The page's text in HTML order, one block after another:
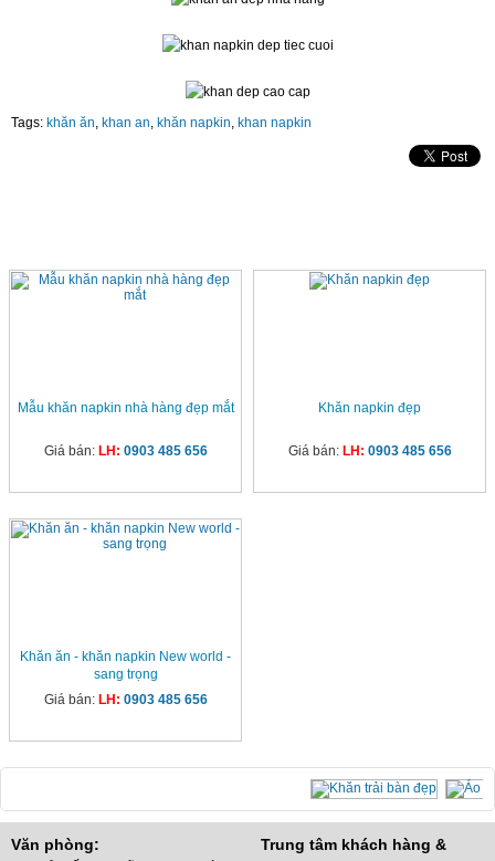
Tags: khăn ăn, khan an, khăn napkin, khan napkin
Mẫu khăn napkin nhà hàng đẹp mắt
Giá bán: LH: 0903 485 656
Khăn napkin đẹp
Giá bán: LH: 0903 485 656
Khăn ăn - khăn napkin New world -
sang trọng
Giá bán: LH: 0903 485 656
Văn phòng:
Trung tâm khách hàng &